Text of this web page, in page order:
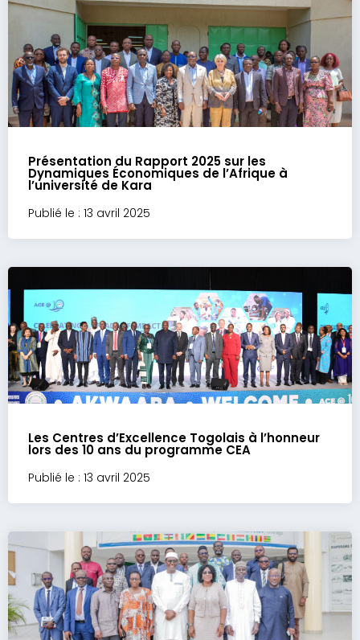
Présentation du Rapport 2025 sur les
Dynamiques Économiques de l’Afrique à
l’université de Kara
Publié le : 13 avril 2025
Les Centres d’Excellence Togolais à l’honneur
lors des 10 ans du programme CEA
Publié le : 13 avril 2025